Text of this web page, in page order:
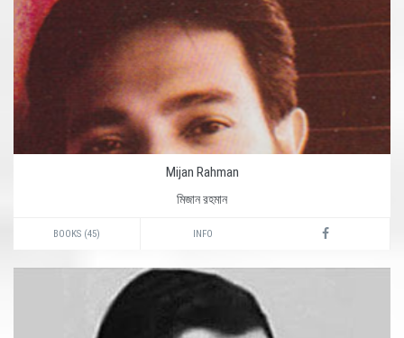
Mijan Rahman
মিজান রহমান
BOOKS (45) INFO